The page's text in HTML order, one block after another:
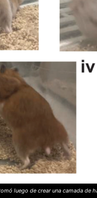
luego de crear una camada de